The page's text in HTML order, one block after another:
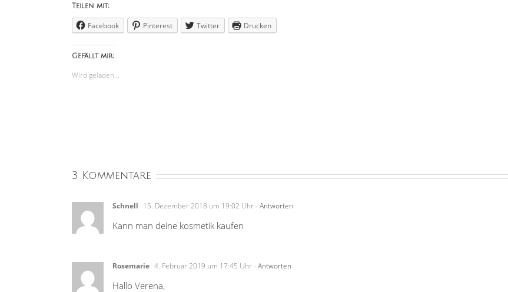
Teilen mit:
Facebook Pinterest Twitter Drucken
Gefällt mir:
Wird geladen...
3 Kommentare
Schnell 15. Dezember 2018 um 19:02 Uhr- Antworten
Kann man deine kosmetik kaufen
Rosemarie 4. Februar 2019 um 17:45 Uhr- Antworten
Hallo Verena,